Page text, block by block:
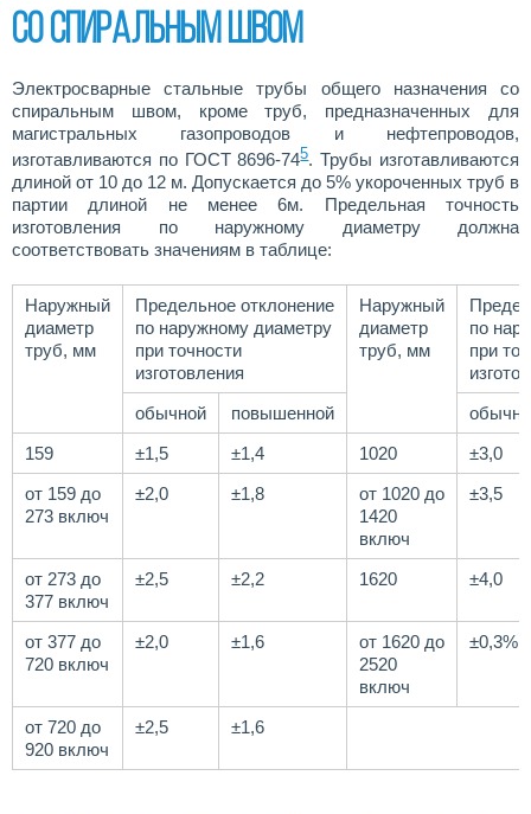
Со спиральным швом
Электросварные стальные трубы общего назначения со
спиральным швом, кроме труб, предназначенных для
магистральных газопроводов и нефтепроводов,
изготавливаются по ГОСТ 8696-745. Трубы изготавливаются
длиной от 10 до 12 м. Допускается до 5% укороченных труб в
партии длиной не менее 6м. Предельная точность
изготовления по наружному диаметру должна
соответствовать значениям в таблице:
Наружный
диаметр
труб, мм
Предельное отклонение
по наружному диаметру
при точности
изготовления
Наружный
диаметр
труб, мм
по
при
обычной
повышенной
159
±1,5 ±1,4 1020
±3,0
от 159 до
273 включ
±2,0 ±1,8
от 1020 до
1420
включ
±3,5
от 273 до
377 включ
±2,5 ±2,2 1620 ±4,0
от 377 до
720 включ
±2,0 ±1,6
от 1620 до
2520
включ
±0,3%
от 720 до
920 включ
±2,5 ±1,6